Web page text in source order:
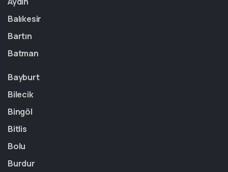
Balıkesir
Bartın
Batman
Bayburt
Bilecik
Bingöl
Bitlis
Bolu
Burdur